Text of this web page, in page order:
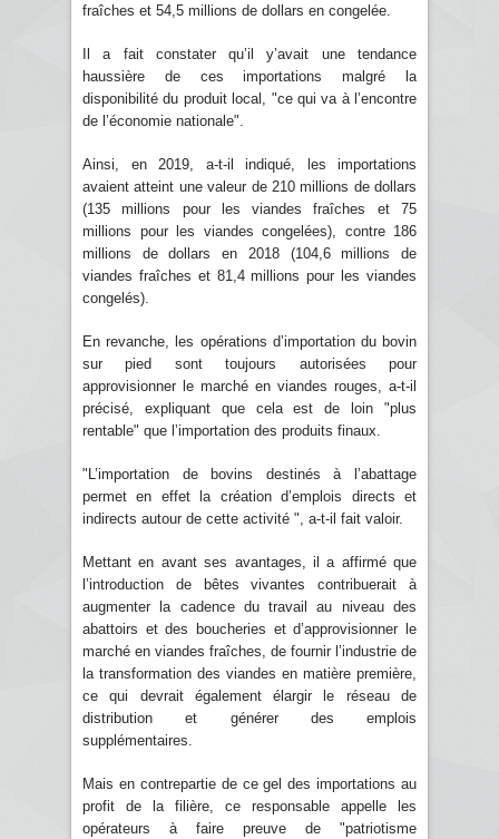
fraîches et 54,5 millions de dollars en congelée.
Il a fait constater qu’il y’avait une tendance
haussière de ces importations malgré la
disponibilité du produit local, "ce qui va à l’encontre
de l’économie nationale".
Ainsi, en 2019, a-t-il indiqué, les importations
avaient atteint une valeur de 210 millions de dollars
(135 millions pour les viandes fraîches et 75
millions pour les viandes congelées), contre 186
millions de dollars en 2018 (104,6 millions de
viandes fraîches et 81,4 millions pour les viandes
congelés).
En revanche, les opérations d’importation du bovin
sur pied sont toujours autorisées pour
approvisionner le marché en viandes rouges, a-t-il
précisé, expliquant que cela est de loin "plus
rentable" que l’importation des produits finaux.
"L’importation de bovins destinés à l’abattage
permet en effet la création d’emplois directs et
indirects autour de cette activité ", a-t-il fait valoir.
Mettant en avant ses avantages, il a affirmé que
l’introduction de bêtes vivantes contribuerait à
augmenter la cadence du travail au niveau des
abattoirs et des boucheries et d’approvisionner le
marché en viandes fraîches, de fournir l’industrie de
la transformation des viandes en matière première,
ce qui devrait également élargir le réseau de
distribution et générer des emplois
supplémentaires.
Mais en contrepartie de ce gel des importations au
profit de la filière, ce responsable appelle les
opérateurs à faire preuve de "patriotisme